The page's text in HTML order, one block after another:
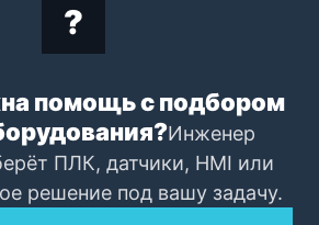
помощь с подбором
Инженер
ПЛК, датчики, HMI или
решение под вашу задачу.